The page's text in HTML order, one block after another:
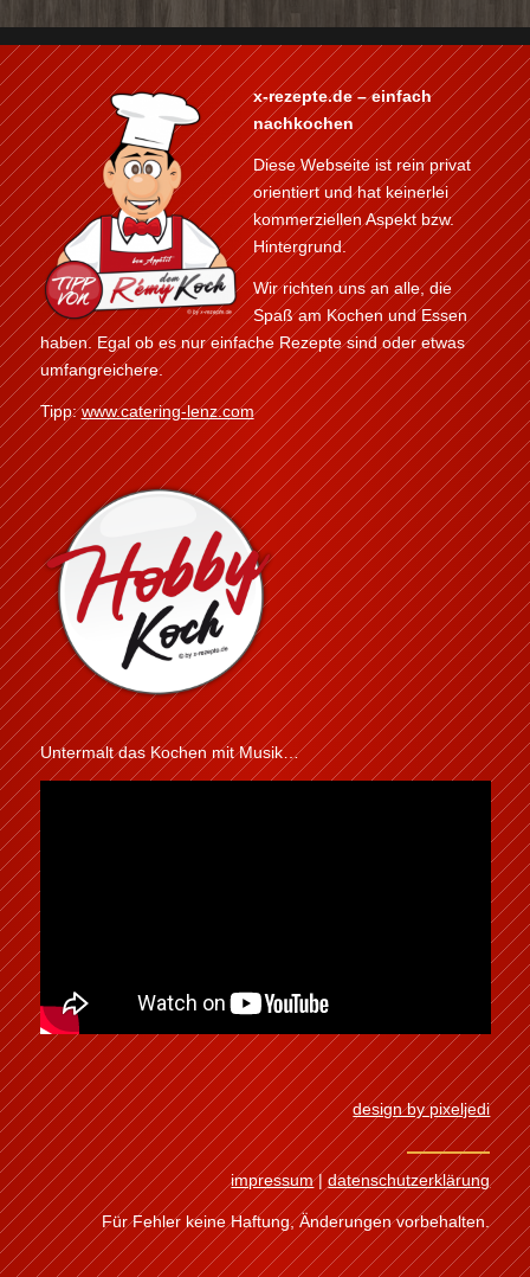
x-rezepte.de – einfach
nachkochen
Diese Webseite ist rein privat
orientiert und hat keinerlei
kommerziellen Aspekt bzw.
Hintergrund.
Wir richten uns an alle, die
Spaß am Kochen und Essen
haben. Egal ob es nur einfache Rezepte sind oder etwas
umfangreichere.
Tipp:www.catering-lenz.com
Untermalt das Kochen mit Musik…
design by pixeljedi
impressum|datenschutzerklärung
Für Fehler keine Haftung, Änderungen vorbehalten.